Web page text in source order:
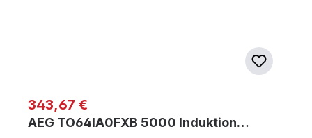
Regulärer Preis:
343,67 €
AEG TO64IA0FXB 5000 Induktion…